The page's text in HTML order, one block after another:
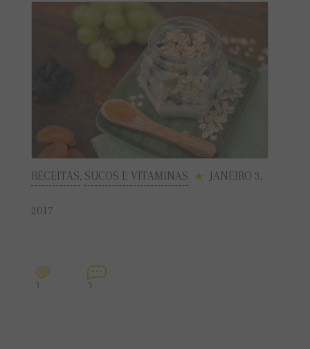
RECEITAS, SUCOS E VITAMINAS JANEIRO 3,
2017
8 0